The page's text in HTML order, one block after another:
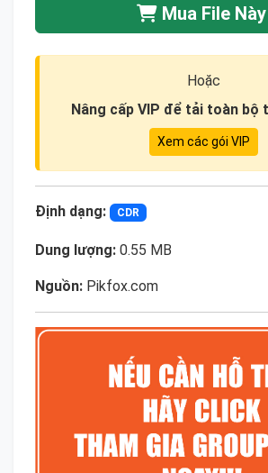
Mua File Này
Hoặc
Nâng cấp VIP để tải toàn bộ
Xem các gói VIP
Định dạng: CDR
Dung lượng: 0.55 MB
Nguồn: Pikfox.com